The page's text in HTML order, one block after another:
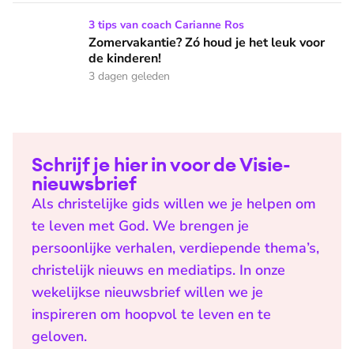
Zomervakantie? Zó houd je het leuk voor de kinderen!
3 tips van coach Carianne Ros
Zomervakantie? Zó houd je het leuk voor
de kinderen!
3 dagen geleden
Schrijf je hier in voor de Visie-
nieuwsbrief
Als christelijke gids willen we je helpen om
te leven met God. We brengen je
persoonlijke verhalen, verdiepende thema’s,
christelijk nieuws en mediatips. In onze
wekelijkse nieuwsbrief willen we je
inspireren om hoopvol te leven en te
geloven.